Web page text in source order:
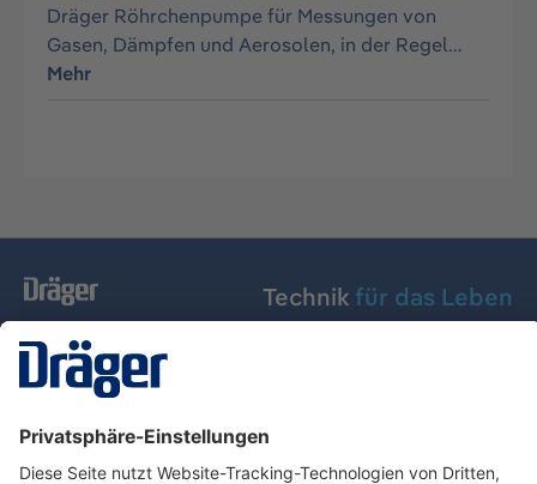
Dräger Röhrchenpumpe für Messungen von
Gasen, Dämpfen und Aerosolen, in der Regel…
Mehr
Technik für das Leben
Dräger Austria GmbH
Über Dräger